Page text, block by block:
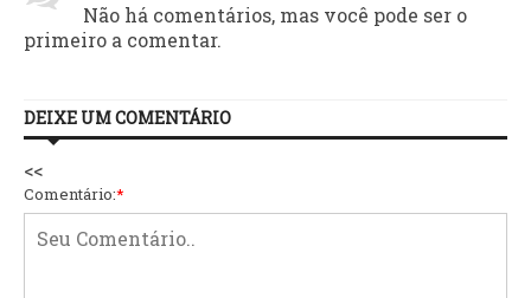
Não há comentários, mas você pode ser o
primeiro a comentar.
DEIXE UM COMENTÁRIO
<<
Comentário:*